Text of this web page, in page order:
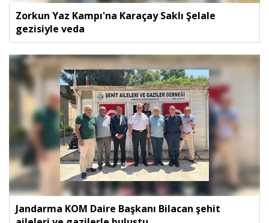
Zorkun Yaz Kampı'na Karaçay Saklı Şelale
gezisiyle veda
Jandarma KOM Daire Başkanı Bilacan şehit